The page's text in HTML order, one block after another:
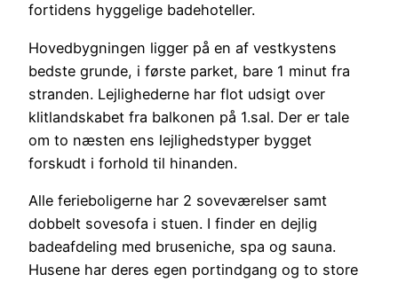
fortidens hyggelige badehoteller.
Hovedbygningen ligger på en af vestkystens
bedste grunde, i første parket, bare 1 minut fra
stranden. Lejlighederne har flot udsigt over
klitlandskabet fra balkonen på 1.sal. Der er tale
om to næsten ens lejlighedstyper bygget
forskudt i forhold til hinanden.
Alle ferieboligerne har 2 soveværelser samt
dobbelt sovesofa i stuen. I finder en dejlig
badeafdeling med bruseniche, spa og sauna.
Husene har deres egen portindgang og to store